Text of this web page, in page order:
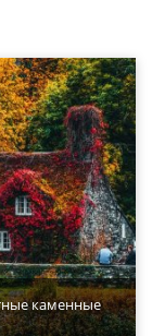
каменные